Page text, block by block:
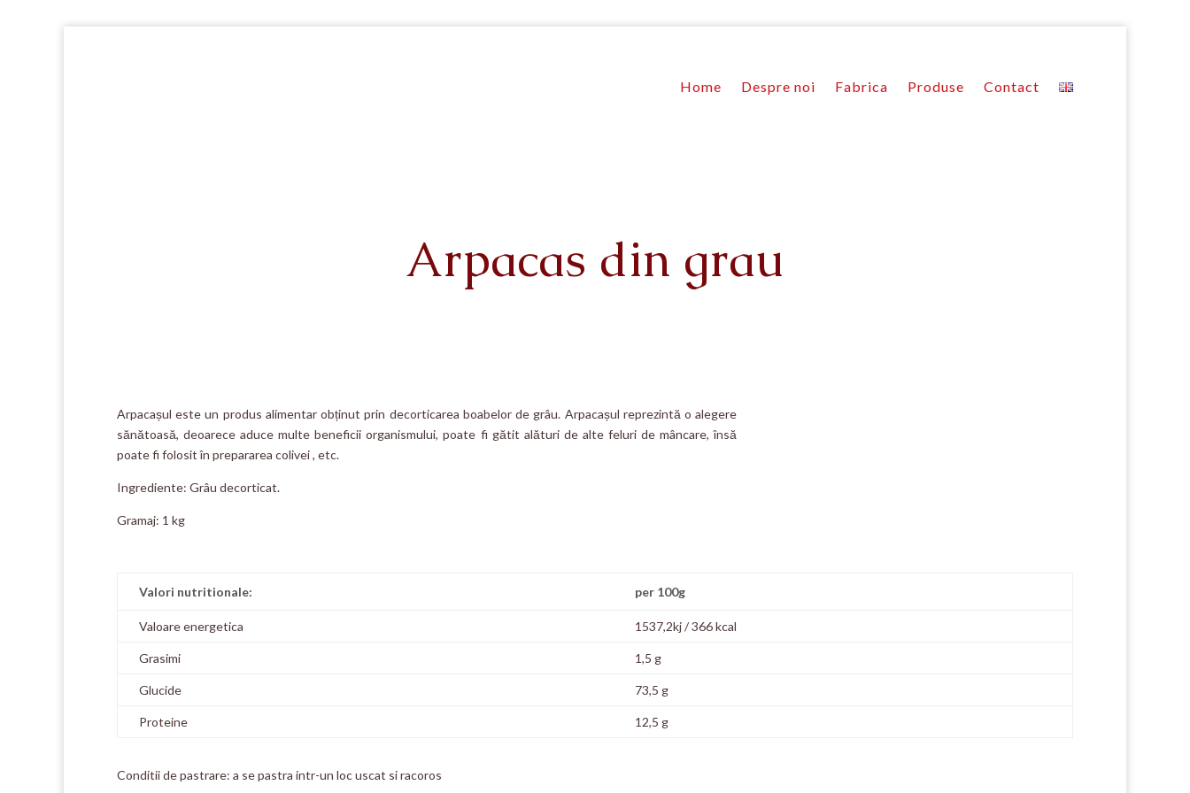
Home Despre noi Fabrica Produse Contact
Arpacas din grau
Arpacașul este un produs alimentar obținut prin decorticarea boabelor de grâu. Arpacașul reprezintă o alegere
sănătoasă, deoarece aduce multe beneficii organismului, poate fi gătit alături de alte feluri de mâncare, însă
poate fi folosit în prepararea colivei , etc.
Ingrediente: Grâu decorticat.
Gramaj: 1 kg
Valori nutritionale: per 100g
Valoare energetica 1537,2kj / 366 kcal
Grasimi 1,5 g
Glucide 73,5 g
Proteine 12,5 g
Conditii de pastrare: a se pastra intr-un loc uscat si racoros